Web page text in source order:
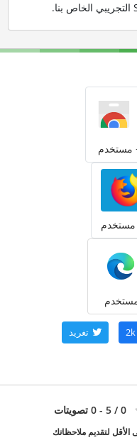
.
2k تغريد
0 / 5 - 0 تصويتات
لتقديم ملاحظاتك